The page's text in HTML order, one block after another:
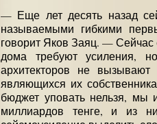
— Еще лет десять назад
называемыми гибкими
говорит Яков Заяц. — Сейчас
дома требуют усиления,
архитекторов не
являющихся их
бюджет уповать нельзя, мы
миллиардов тенге, и из